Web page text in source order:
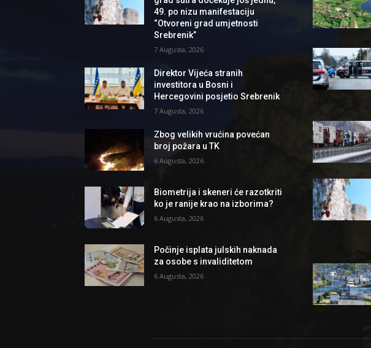
49. po nizu manifestaciju
“Otvoreni grad umjetnosti
Srebrenik”
7 Augusta, 2026
Direktor Vijeća stranih
investitora u Bosni i
Hercegovini posjetio Srebrenik
7 Augusta, 2026
Zbog velikih vrućina povećan
broj požara u TK
6 Augusta, 2026
Biometrija i skeneri će razotkriti
ko je ranije krao na izborima?
6 Augusta, 2026
Počinje isplata julskih naknada
za osobe s invaliditetom
6 Augusta, 2026